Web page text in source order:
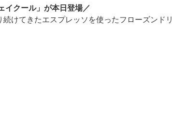
イクール」が本日登場／
けてきたエスプレッソを使ったフローズンドリ